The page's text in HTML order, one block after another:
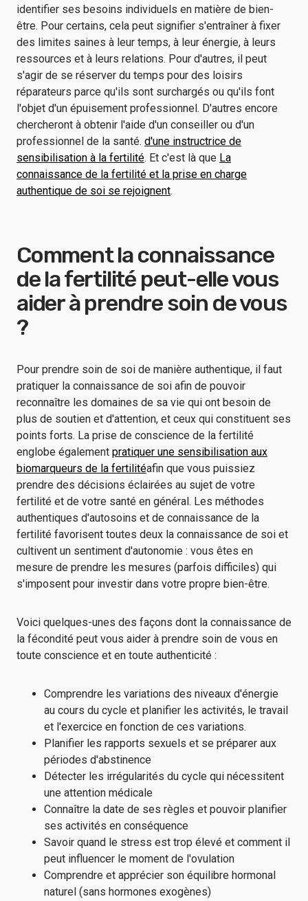
identifier ses besoins individuels en matière de bien-
être. Pour certains, cela peut signifier s'entraîner à fixer
des limites saines à leur temps, à leur énergie, à leurs
ressources et à leurs relations. Pour d'autres, il peut
s'agir de se réserver du temps pour des loisirs
réparateurs parce qu'ils sont surchargés ou qu'ils font
l'objet d'un épuisement professionnel. D'autres encore
chercheront à obtenir l'aide d'un conseiller ou d'un
professionnel de la santé. d'une instructrice de
sensibilisation à la fertilité. Et c'est là que La
connaissance de la fertilité et la prise en charge
authentique de soi se rejoignent.
Comment la connaissance
de la fertilité peut-elle vous
aider à prendre soin de vous
?
Pour prendre soin de soi de manière authentique, il faut
pratiquer la connaissance de soi afin de pouvoir
reconnaître les domaines de sa vie qui ont besoin de
plus de soutien et d'attention, et ceux qui constituent ses
points forts. La prise de conscience de la fertilité
englobe également pratiquer une sensibilisation aux
biomarqueurs de la fertilitéafin que vous puissiez
prendre des décisions éclairées au sujet de votre
fertilité et de votre santé en général. Les méthodes
authentiques d'autosoins et de connaissance de la
fertilité favorisent toutes deux la connaissance de soi et
cultivent un sentiment d'autonomie : vous êtes en
mesure de prendre les mesures (parfois difficiles) qui
s'imposent pour investir dans votre propre bien-être.
Voici quelques-unes des façons dont la connaissance de
la fécondité peut vous aider à prendre soin de vous en
toute conscience et en toute authenticité :
Comprendre les variations des niveaux d'énergie
au cours du cycle et planifier les activités, le travail
et l'exercice en fonction de ces variations.
Planifier les rapports sexuels et se préparer aux
périodes d'abstinence
Détecter les irrégularités du cycle qui nécessitent
une attention médicale
Connaître la date de ses règles et pouvoir planifier
ses activités en conséquence
Savoir quand le stress est trop élevé et comment il
peut influencer le moment de l'ovulation
Comprendre et apprécier son équilibre hormonal
naturel (sans hormones exogènes)